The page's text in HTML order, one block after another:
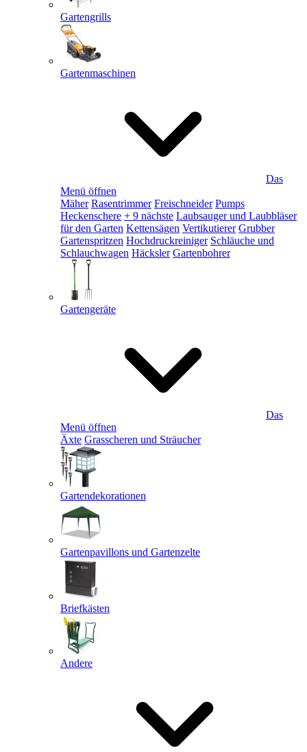
Gartengrills
Gartenmaschinen
Das
Menü öffnen
Mäher Rasentrimmer Freischneider Pumps
Heckenschere + 9 nächste Laubsauger und Laubbläser
für den Garten Kettensägen Vertikutierer Grubber
Gartenspritzen Hochdruckreiniger Schläuche und
Schlauchwagen Häcksler Gartenbohrer
Gartengeräte
Das
Menü öffnen
Äxte Grasscheren und Sträucher
Gartendekorationen
Gartenpavillons und Gartenzelte
Briefkästen
Andere